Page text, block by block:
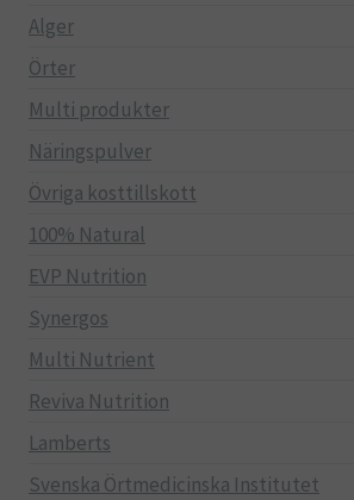
Alger
Örter
Multi produkter
Näringspulver
Övriga kosttillskott
100% Natural
EVP Nutrition
Synergos
Multi Nutrient
Reviva Nutrition
Lamberts
Svenska Örtmedicinska Institutet